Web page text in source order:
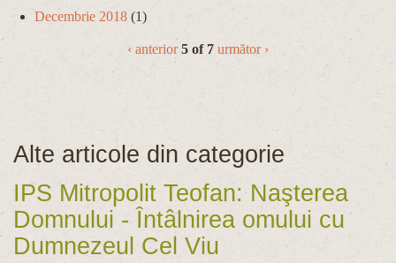
Decembrie 2018 (1)
‹ anterior 5 of 7 următor ›
Alte articole din categorie
IPS Mitropolit Teofan: Naşterea
Domnului - Întâlnirea omului cu
Dumnezeul Cel Viu